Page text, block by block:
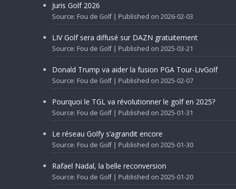
Juris Golf 2026
Source: Fou de Golf Published on 2026-02-03
LIV Golf sera diffusé sur DAZN gratuitement
Source: Fou de Golf Published on 2025-03-21
Donald Trump va aider la fusion PGA Tour-LivGolf
Source: Fou de Golf Published on 2025-02-07
Pourquoi le TGL va révolutionner le golf en 2025?
Source: Fou de Golf Published on 2025-01-31
Le réseau Golfy s’agrandit encore
Source: Fou de Golf Published on 2025-01-30
Rafael Nadal, la belle reconversion
Source: Fou de Golf Published on 2025-01-20